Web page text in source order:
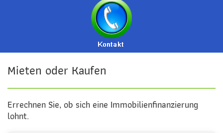
Mieten oder Kaufen
Errechnen Sie, ob sich eine Immobilienfinanzierung
lohnt.